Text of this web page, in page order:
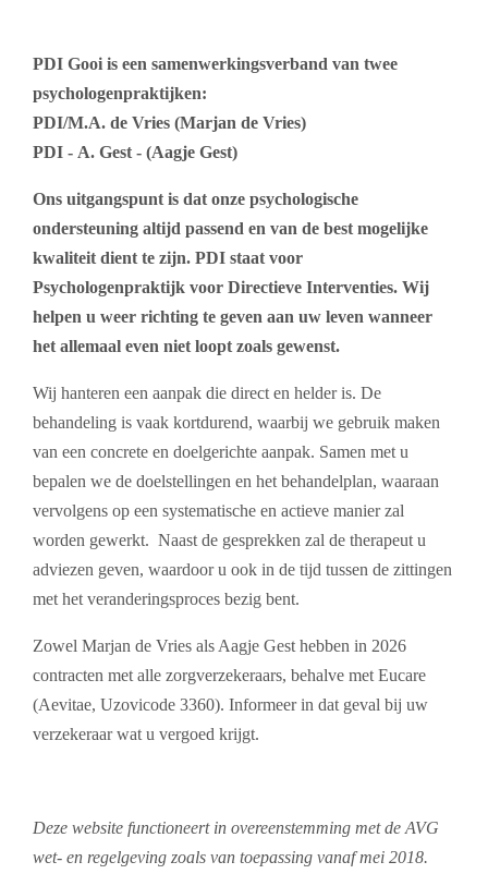
PDI Gooi is een samenwerkingsverband van twee
psychologenpraktijken:
PDI/M.A. de Vries (Marjan de Vries)
PDI - A. Gest - (Aagje Gest)
Ons uitgangspunt is dat onze psychologische
ondersteuning altijd passend en van de best mogelijke
kwaliteit dient te zijn. PDI staat voor
Psychologenpraktijk voor Directieve Interventies. Wij
helpen u weer richting te geven aan uw leven wanneer
het allemaal even niet loopt zoals gewenst.
Wij hanteren een aanpak die direct en helder is. De
behandeling is vaak kortdurend, waarbij we gebruik maken
van een concrete en doelgerichte aanpak. Samen met u
bepalen we de doelstellingen en het behandelplan, waaraan
vervolgens op een systematische en actieve manier zal
worden gewerkt. Naast de gesprekken zal de therapeut u
adviezen geven, waardoor u ook in de tijd tussen de zittingen
met het veranderingsproces bezig bent.
Zowel Marjan de Vries als Aagje Gest hebben in 2026
contracten met alle zorgverzekeraars, behalve met Eucare
(Aevitae, Uzovicode 3360). Informeer in dat geval bij uw
verzekeraar wat u vergoed krijgt.
Deze website functioneert in overeenstemming met de AVG
wet- en regelgeving zoals van toepassing vanaf mei 2018.